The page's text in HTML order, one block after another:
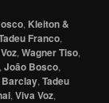
, Kleiton &
Franco,
,Wagner Tiso,
,João Bosco,
Barclay,Tadeu
,Viva Voz,